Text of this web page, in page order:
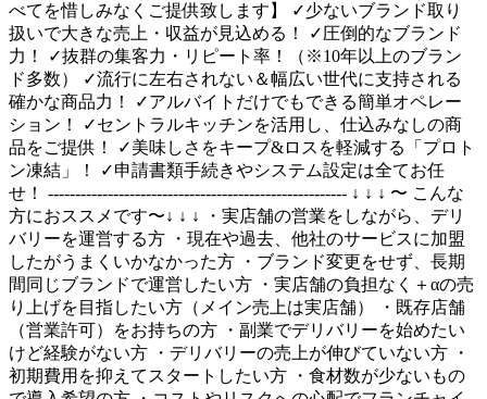
べてを惜しみなくご提供致します】 ✓少ないブランド取り
扱いで大きな売上・収益が見込める！ ✓圧倒的なブランド
力！ ✓抜群の集客力・リピート率！（※10年以上のブラン
ド多数） ✓流行に左右されない＆幅広い世代に支持される
確かな商品力！ ✓アルバイトだけでもできる簡単オペレー
ション！ ✓セントラルキッチンを活用し、仕込みなしの商
品をご提供！ ✓美味しさをキープ&ロスを軽減する「プロト
ン凍結」！ ✓申請書類手続きやシステム設定は全てお任
せ！ ------------------------------------------------------- ↓ ↓ ↓ 〜 こんな
方におススメです〜↓ ↓ ↓ ・実店舗の営業をしながら、デリ
バリーを運営する方 ・現在や過去、他社のサービスに加盟
したがうまくいかなかった方 ・ブランド変更をせず、長期
間同じブランドで運営したい方 ・実店舗の負担なく＋αの売
り上げを目指したい方（メイン売上は実店舗） ・既存店舗
（営業許可）をお持ちの方 ・副業でデリバリーを始めたい
けど経験がない方 ・デリバリーの売上が伸びていない方 ・
初期費用を抑えてスタートしたい方 ・食材数が少ないもの